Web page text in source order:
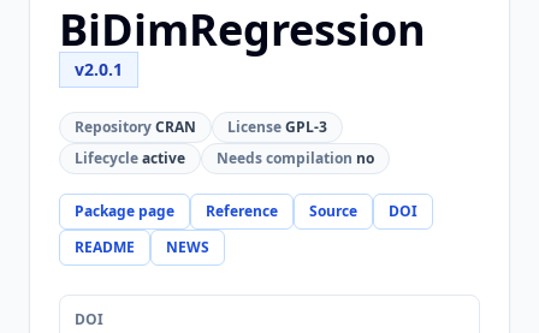
BiDimRegression
v2.0.1
RepositoryCRAN LicenseGPL-3
Lifecycleactive Needs compilation no
Package page Reference Source
DOI
README
NEWS
DOI